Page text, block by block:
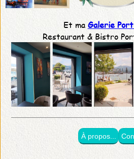
Et ma Galerie
Restaurant & Bistro
À propos...